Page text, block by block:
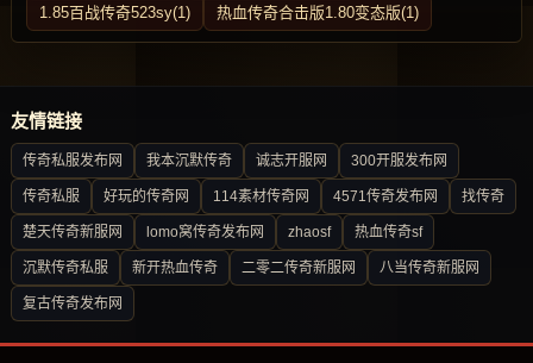
1.85百战传奇523sy(1)
热血传奇合击版1.80变态版(1)
友情链接
传奇私服发布网 我本沉默传奇 诚志开服网 300开服发布网
传奇私服 好玩的传奇网 114素材传奇网 4571传奇发布网 找传奇
楚天传奇新服网 lomo窝传奇发布网 zhaosf 热血传奇sf
沉默传奇私服 新开热血传奇 二零二传奇新服网 八当传奇新服网
复古传奇发布网